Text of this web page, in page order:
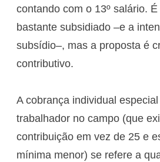
contando com o 13º salário.
bastante subsidiado –e a
subsídio–, mas a proposta é
contributivo.
A cobrança individual
trabalhador no campo (que
contribuição em vez de 25 e
mínima menor) se refere a